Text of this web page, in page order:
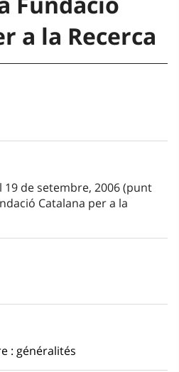
a la Recerca
19 de setembre, 2006 (punt
Catalana per a la
: généralités